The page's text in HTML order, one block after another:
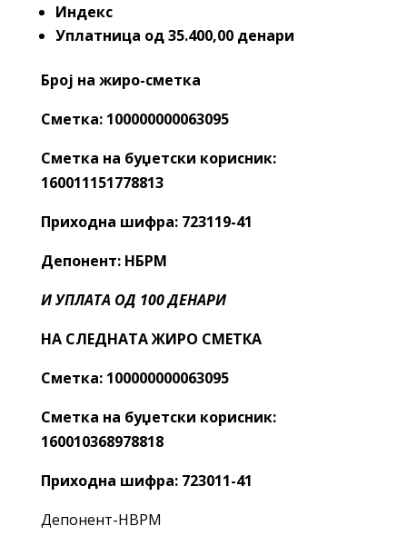
Индекс
Уплатница од 35.400,00 денари
Број на жиро-сметка
Сметка: 100000000063095
Сметка на буџетски корисник:
160011151778813
Приходна шифра: 723119-41
Депонент: НБРМ
И УПЛАТА ОД 100 ДЕНАРИ
НА СЛЕДНАТА ЖИРО СМЕТКА
Сметка: 100000000063095
Сметка на буџетски корисник:
160010368978818
Приходна шифра: 723011-41
Депонент-НВРМ